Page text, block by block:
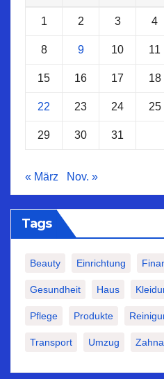
1 2 3 4
8 9 10 11
15 16 17 18
22 23 24 25
29 30 31
« März Nov. »
Tags
Beauty Einrichtung
Gesundheit Haus
Pflege Produkte
Transport Umzug